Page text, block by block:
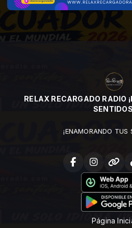
RELAX RECARGADO RADIO
¡ENAMORANDO TUS
Página